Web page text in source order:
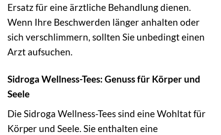
Ersatz für eine ärztliche Behandlung dienen.
Wenn Ihre Beschwerden länger anhalten oder
sich verschlimmern, sollten Sie unbedingt einen
Arzt aufsuchen.
Sidroga Wellness-Tees: Genuss für Körper und
Seele
Die Sidroga Wellness-Tees sind eine Wohltat für
Körper und Seele. Sie enthalten eine